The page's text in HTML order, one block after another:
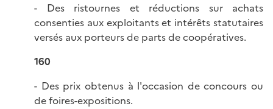
- Des ristournes et réductions sur achats
consenties aux exploitants et intérêts statutaires
versés aux porteurs de parts de coopératives.
160
- Des prix obtenus à l'occasion de concours ou
de foires-expositions.